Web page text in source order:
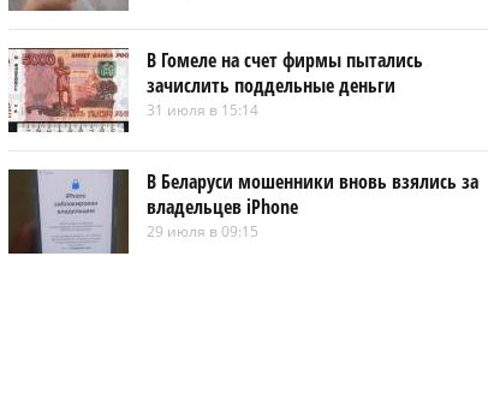
В Гомеле на счет фирмы пытались
зачислить поддельные деньги
31 июля в 15:14
В Беларуси мошенники вновь взялись за
владельцев iPhone
29 июля в 09:15